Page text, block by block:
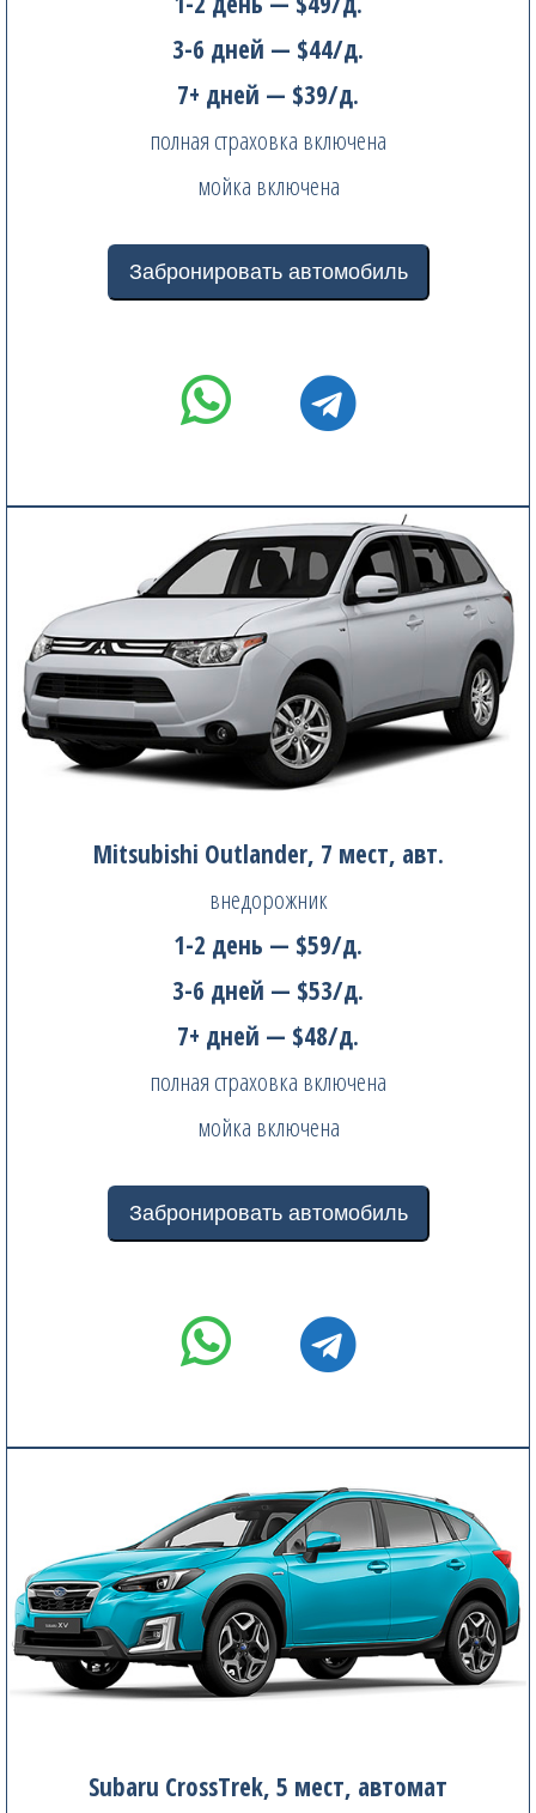
3-6 дней — $44/д.
7+ дней — $39/д.
полная страховка включена
мойка включена
Забронировать автомобиль
Mitsubishi Outlander, 7 мест, авт.
внедорожник
1-2 день — $59/д.
3-6 дней — $53/д.
7+ дней — $48/д.
полная страховка включена
мойка включена
Забронировать автомобиль
Subaru CrossTrek, 5 мест, автомат